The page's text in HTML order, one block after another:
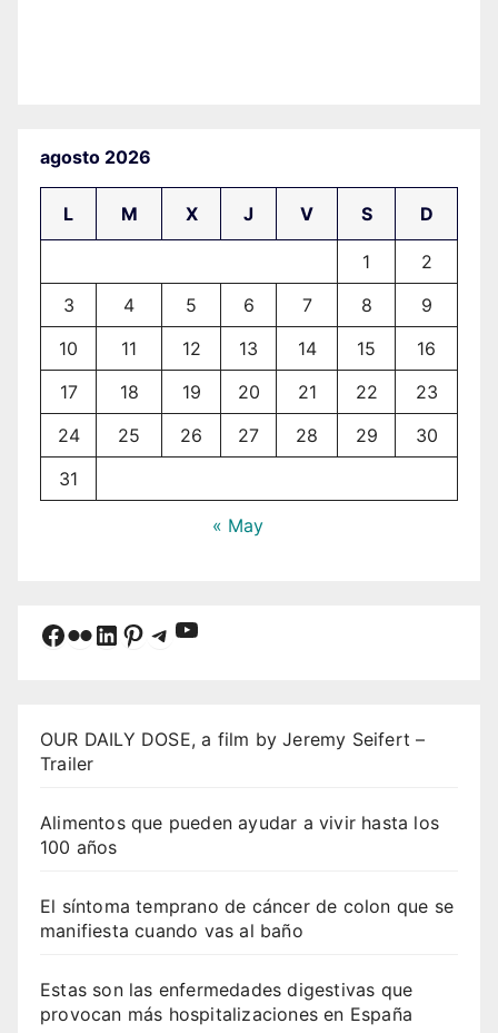
agosto 2026
L M X J V S D
1
2
3
4 5 6 7 8
9
10
11 12 13 14 15
16
17
18 19 20 21 22
23
24
25 26 27 28 29
30
31
« May
Facebook
Flickr
LinkedIn
Pinterest
Telegram
YouTube
OUR DAILY DOSE, a film by Jeremy Seifert –
Trailer
Alimentos que pueden ayudar a vivir hasta los
100 años
El síntoma temprano de cáncer de colon que se
manifiesta cuando vas al baño
Estas son las enfermedades digestivas que
provocan más hospitalizaciones en España